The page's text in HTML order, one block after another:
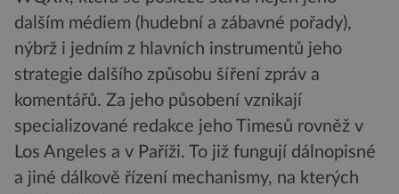
dalším médiem (hudební a zábavné pořady),
nýbrž i jedním z hlavních instrumentů jeho
strategie dalšího způsobu šíření zpráv a
komentářů. Za jeho působení vznikají
specializované redakce jeho Timesů rovněž v
Los Angeles a v Paříži. To již fungují dálnopisné
a jiné dálkově řízení mechanismy, na kterých